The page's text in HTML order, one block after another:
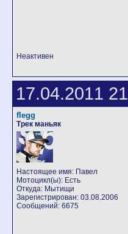
Неактивен
17.04.2011
flegg
Трек маньяк
Настоящее имя: Павел
Мотоцикл(ы): Есть
Откуда: Мытищи
Зарегистрирован: 03.08.2006
Сообщений: 6675